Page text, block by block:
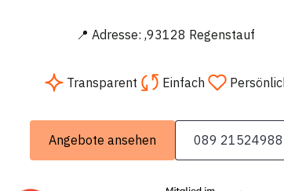
📍 Adresse: ,93128 Regenstauf
Transparent Einfach
Angebote ansehen 089 21524988